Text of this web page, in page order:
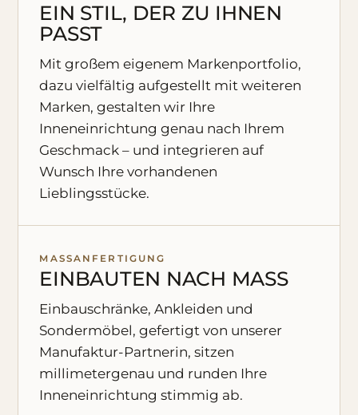
EIN STIL, DER ZU IHNEN
PASST
Mit großem eigenem Markenportfolio,
dazu vielfältig aufgestellt mit weiteren
Marken, gestalten wir Ihre
Inneneinrichtung genau nach Ihrem
Geschmack – und integrieren auf
Wunsch Ihre vorhandenen
Lieblingsstücke.
MASSANFERTIGUNG
EINBAUTEN NACH MASS
Einbauschränke, Ankleiden und
Sondermöbel, gefertigt von unserer
Manufaktur-Partnerin, sitzen
millimetergenau und runden Ihre
Inneneinrichtung stimmig ab.